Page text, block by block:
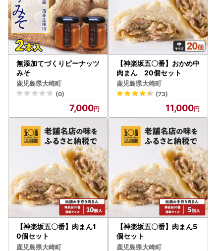
無添加てづくりピーナッツ
みそ
鹿児島県大崎町
(0)
7,000
【神楽坂五〇番】おかめ中
肉まん 20個セット
鹿児島県大崎町
(73)
11,000
【神楽坂五〇番】肉まん1
0個セット
鹿児島県大崎町
【神楽坂五〇番】肉まん5
個セット
鹿児島県大崎町